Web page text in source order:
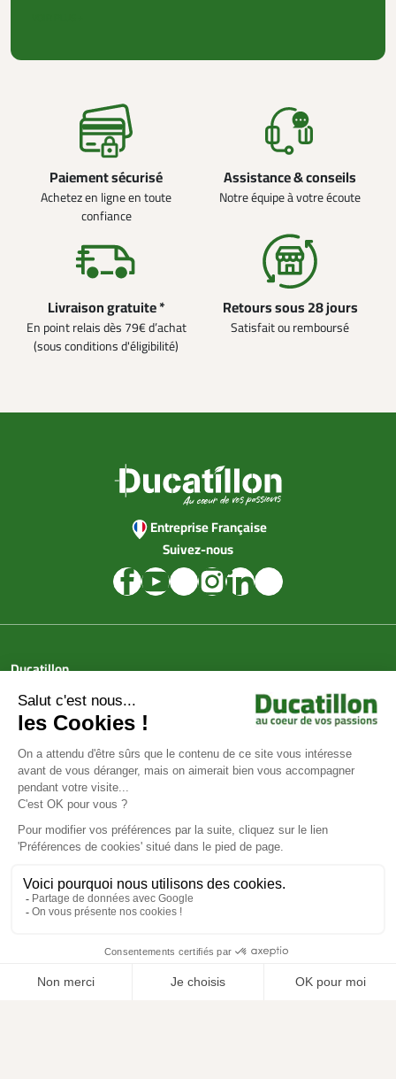
Paiement sécurisé
Achetez en ligne en toute
confiance
Assistance & conseils
Notre équipe à votre écoute
Livraison gratuite *
En point relais dès 79€ d’achat
(sous conditions d'éligibilité)
Retours sous 28 jours
Satisfait ou remboursé
Entreprise Française
Suivez-nous
Ducatillon
Achat en ligne
Services
Aide & Conseils
Paiement sécurisé
© Ducatillon 2026